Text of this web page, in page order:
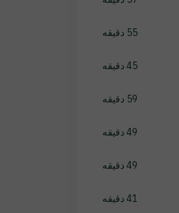
55 دقیقه
45 دقیقه
59 دقیقه
49 دقیقه
49 دقیقه
41 دقیقه